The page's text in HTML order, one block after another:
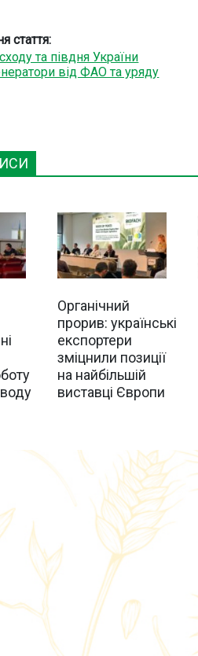
стаття:
та півдня України
від ФАО та уряду
Органічний
прорив: українські
експортери
зміцнили позиції
на найбільшій
виставці Європи